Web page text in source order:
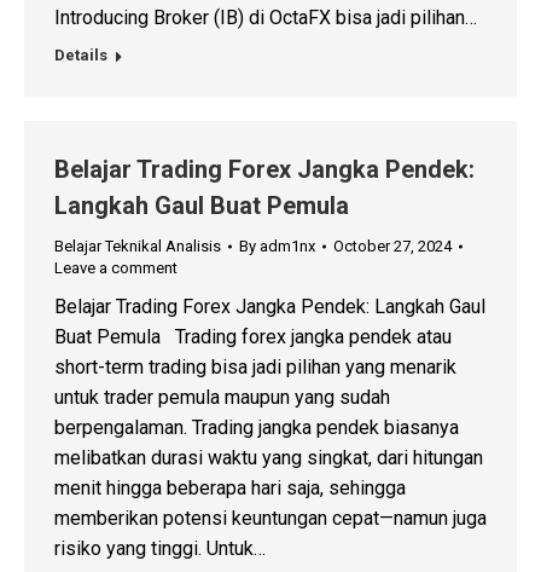
Introducing Broker (IB) di OctaFX bisa jadi pilihan…
Details
Belajar Trading Forex Jangka Pendek:
Langkah Gaul Buat Pemula
Belajar Teknikal Analisis By adm1nx
October 27, 2024
Leave a comment
Belajar Trading Forex Jangka Pendek: Langkah Gaul
Buat Pemula Trading forex jangka pendek atau
short-term trading bisa jadi pilihan yang menarik
untuk trader pemula maupun yang sudah
berpengalaman. Trading jangka pendek biasanya
melibatkan durasi waktu yang singkat, dari hitungan
menit hingga beberapa hari saja, sehingga
memberikan potensi keuntungan cepat—namun juga
risiko yang tinggi. Untuk…